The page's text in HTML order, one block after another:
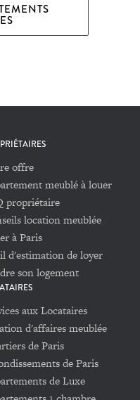
offre
meublé à louer
propriétaire
location meublée
à Paris
d'estimation de loyer
son logement
aux Locataires
d'affaires meublée
de Paris
de Paris
de Luxe